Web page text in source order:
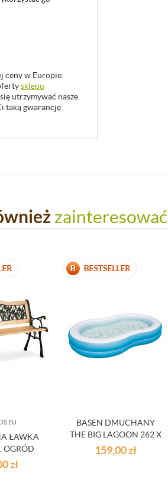
ceny w Europie:
sklepu
utrzymywać nasze
taką gwarancję.
zainteresować
ŁAWKA
OGRÓD
zł
BASEN DMUCHANY
THE BIG LAGOON 262 X
157 X 46 CM 544 L
BESTWAY
159,00zł